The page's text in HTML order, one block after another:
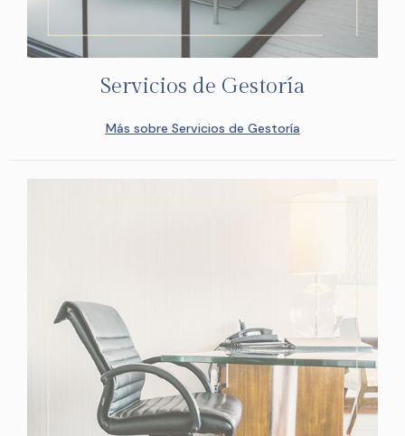
Servicios de Gestoría
Más sobre Servicios de Gestoría